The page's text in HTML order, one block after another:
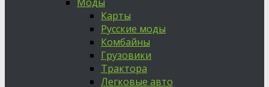
Карты
Русские моды
Комбайны
Грузовики
Трактора
Легковые авто